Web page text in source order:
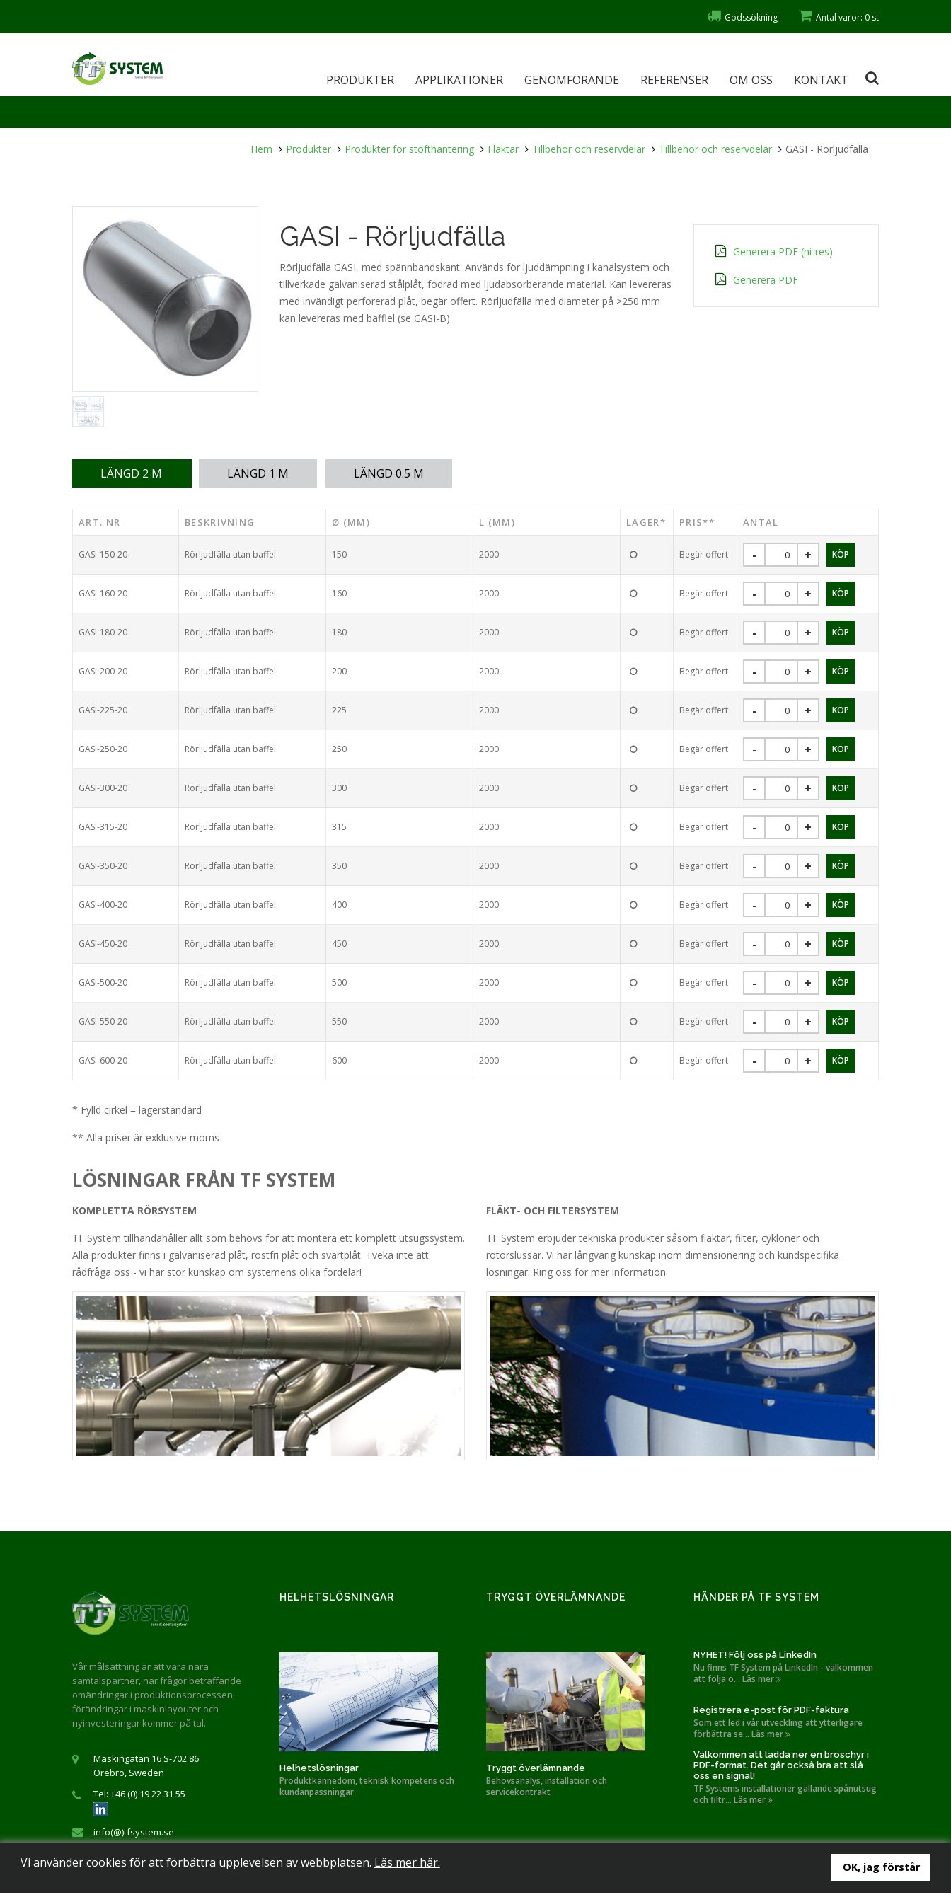
Vi använder cookies för att förbättra upplevelsen av webbplatsen. Läs mer här. OK, jag förstår
Godssökning Antal varor: 0 st
PRODUKTER APPLIKATIONER GENOMFÖRANDE REFERENSER OM OSS KONTAKT
Hem Produkter Produkter för stofthantering Fläktar Tillbehör och reservdelar Tillbehör och reservdelar GASI - Rörljudfälla
GASI - Rörljudfälla
Rörljudfälla GASI, med spännbandskant. Används för ljuddämpning i kanalsystem och
tillverkade galvaniserad stålplåt, fodrad med ljudabsorberande material. Kan levereras
med invändigt perforerad plåt, begär offert. Rörljudfälla med diameter på >250 mm
kan levereras med bafflel (se GASI-B).
Generera PDF (hi-res)
Generera PDF
LÄNGD 2 M LÄNGD 1 M LÄNGD 0.5 M
ART. NR BESKRIVNING Ø (MM) L (MM) LAGER* PRIS** ANTAL
GASI-150-20 Rörljudfälla utan baffel 150 2000 Begär offert
GASI-160-20 Rörljudfälla utan baffel 160 2000 Begär offert
GASI-180-20 Rörljudfälla utan baffel 180 2000 Begär offert
GASI-200-20 Rörljudfälla utan baffel 200 2000 Begär offert
GASI-225-20 Rörljudfälla utan baffel 225 2000 Begär offert
GASI-250-20 Rörljudfälla utan baffel 250 2000 Begär offert
GASI-300-20 Rörljudfälla utan baffel 300 2000 Begär offert
GASI-315-20 Rörljudfälla utan baffel 315 2000 Begär offert
GASI-350-20 Rörljudfälla utan baffel 350 2000 Begär offert
GASI-400-20 Rörljudfälla utan baffel 400 2000 Begär offert
GASI-450-20 Rörljudfälla utan baffel 450 2000 Begär offert
GASI-500-20 Rörljudfälla utan baffel 500 2000 Begär offert
GASI-550-20 Rörljudfälla utan baffel 550 2000 Begär offert
GASI-600-20 Rörljudfälla utan baffel 600 2000 Begär offert
* Fylld cirkel = lagerstandard
** Alla priser är exklusive moms
LÖSNINGAR FRÅN TF SYSTEM
KOMPLETTA RÖRSYSTEM
TF System tillhandahåller allt som behövs för att montera ett komplett utsugssystem.
Alla produkter finns i galvaniserad plåt, rostfri plåt och svartplåt. Tveka inte att
rådfråga oss - vi har stor kunskap om systemens olika fördelar!
FLÄKT- OCH FILTERSYSTEM
TF System erbjuder tekniska produkter såsom fläktar, filter, cykloner och
rotorslussar. Vi har långvarig kunskap inom dimensionering och kundspecifika
lösningar. Ring oss för mer information.
Vår målsättning är att vara nära
samtalspartner, när frågor beträffande
omändringar i produktionsprocessen,
förändringar i maskinlayouter och
nyinvesteringar kommer på tal.
Maskingatan 16 S-702 86
Örebro, Sweden
Tel: +46 (0) 19 22 31 55
info(@)tfsystem.se
HELHETSLÖSNINGAR
Helhetslösningar
Produktkännedom, teknisk kompetens och
kundanpassningar
TRYGGT ÖVERLÄMNANDE
Tryggt överlämnande
Behovsanalys, installation och
servicekontrakt
HÄNDER PÅ TF SYSTEM
NYHET! Följ oss på LinkedIn
Nu finns TF System på LinkedIn - välkommen
att följa o... Läs mer
Registrera e-post för PDF-faktura
Som ett led i vår utveckling att ytterligare
förbättra se... Läs mer
Välkommen att ladda ner en broschyr i
PDF-format. Det går också bra att slå
oss en signal!
TF Systems installationer gällande spånutsug
och filtr... Läs mer